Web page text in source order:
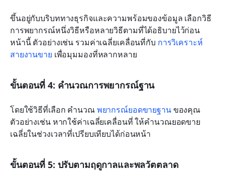
ขึ้นอยู่กับบริบททางธุรกิจและความพร้อมของข้อมูล เลือกวิธี
การพยากรณ์หนึ่งวิธีหรือหลายวิธีตามที่ได้อธิบายไว้ก่อน
หน้านี้ ตัวอย่างเช่น รวมค่าเฉลี่ยเคลื่อนที่กับ การวิเคราะห์
สายงานขาย เพื่อมุมมองที่หลากหลาย
ขั้นตอนที่ 4: คำนวณการพยากรณ์ฐาน
โดยใช้วิธีที่เลือก คำนวณ พยากรณ์ยอดขายฐาน ของคุณ
ตัวอย่างเช่น หากใช้ค่าเฉลี่ยเคลื่อนที่ ให้คำนวณยอดขาย
เฉลี่ยในช่วงเวลาที่เปรียบเทียบได้ก่อนหน้า
ขั้นตอนที่ 5: ปรับตามฤดูกาลและพลวัตตลาด